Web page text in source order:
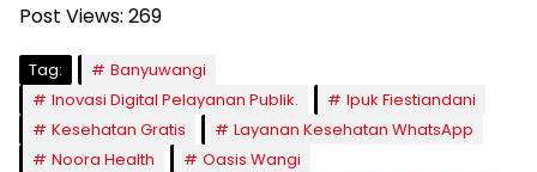
Post Views: 269
Tag:
Banyuwangi
Inovasi Digital Pelayanan Publik.
Ipuk Fiestiandani
Kesehatan Gratis
Layanan Kesehatan WhatsApp
Noora Health
Oasis Wangi